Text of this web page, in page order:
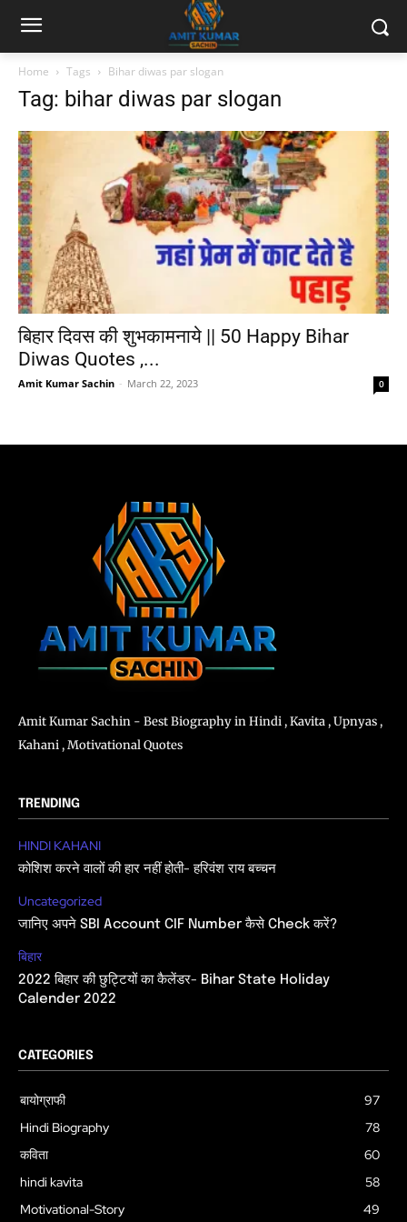
Home Tags Bihar diwas par slogan
Tag: bihar diwas par slogan
बिहार दिवस की शुभकामनाये || 50 Happy Bihar
Diwas Quotes ,...
Amit Kumar Sachin - March 22, 2023 0
Amit Kumar Sachin - Best Biography in Hindi , Kavita , Upnyas ,
Kahani , Motivational Quotes
TRENDING
HINDI KAHANI
कोशिश करने वालों की हार नहीं होती- हरिवंश राय बच्चन
Uncategorized
जानिए अपने SBI Account CIF Number कैसे Check करें?
बिहार
2022 बिहार की छुट्टियों का कैलेंडर- Bihar State Holiday
Calender 2022
CATEGORIES
बायोग्राफी
97
Hindi Biography
78
कविता
60
hindi kavita
58
Motivational-Story
49